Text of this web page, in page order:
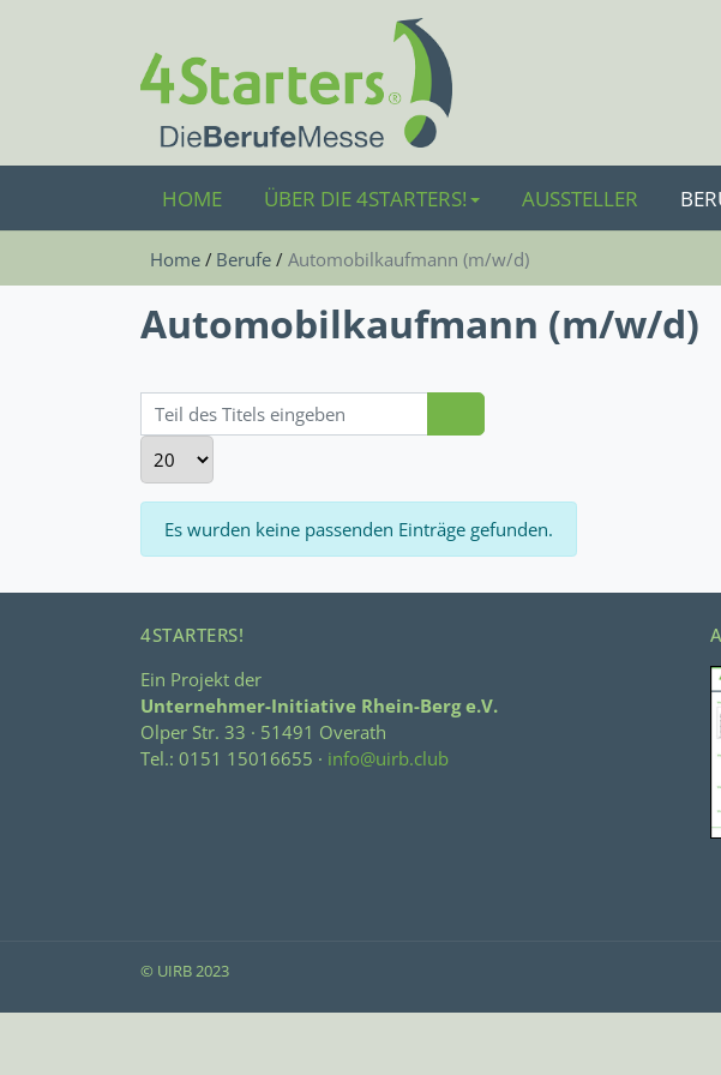
HOME ÜBER DIE 4STARTERS! AUSSTELLER
Home Berufe Automobilkaufmann (m/w/d)
Automobilkaufmann (m/w/d)
Teil des Titels eingeben
Anzeige #
Information
Es wurden keine passenden Einträge gefunden.
4STARTERS!
Ein Projekt der
Unternehmer-Initiative Rhein-Berg e.V.
Olper Str. 33 · 51491 Overath
Tel.: 0151 15016655 · info@uirb.club
© UIRB 2023